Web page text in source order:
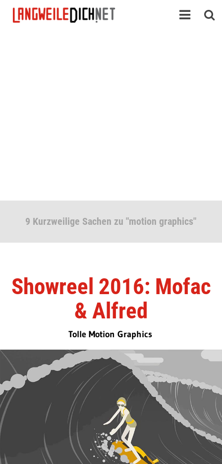
9 Kurzweilige Sachen zu "motion graphics"
Showreel 2016: Mofac
& Alfred
Tolle Motion Graphics